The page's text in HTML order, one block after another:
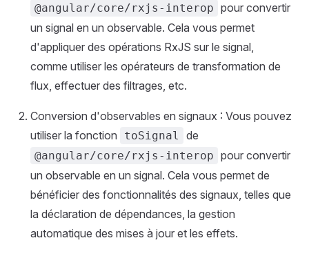
@angular/core/rxjs-interop pour convertir
un signal en un observable. Cela vous permet
d'appliquer des opérations RxJS sur le signal,
comme utiliser les opérateurs de transformation de
flux, effectuer des filtrages, etc.
Conversion d'observables en signaux : Vous pouvez
utiliser la fonction
toSignal de
@angular/core/rxjs-interop pour convertir
un observable en un signal. Cela vous permet de
bénéficier des fonctionnalités des signaux, telles que
la déclaration de dépendances, la gestion
automatique des mises à jour et les effets.